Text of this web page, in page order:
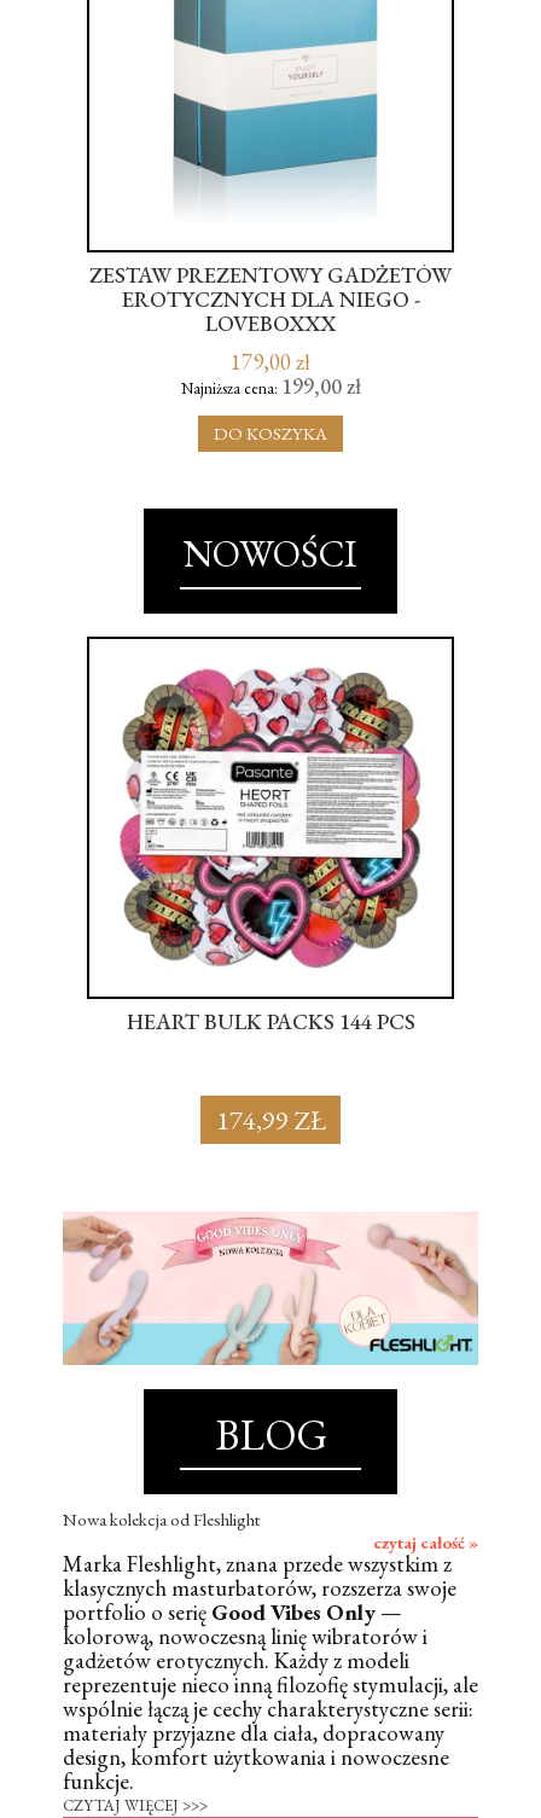
ZESTAW PREZENTOWY GADŻETÓW
EROTYCZNYCH DLA NIEGO -
LOVEBOXXX
179,00 zł
Najniższa cena: 199,00 zł
DO KOSZYKA
NOWOŚCI
HEART BULK PACKS 144 PCS
174,99 ZŁ
BLOG
Nowa kolekcja od Fleshlight
czytaj całość »
Marka Fleshlight, znana przede wszystkim z
klasycznych masturbatorów, rozszerza swoje
portfolio o serię Good Vibes Only —
kolorową, nowoczesną linię wibratorów i
gadżetów erotycznych. Każdy z modeli
reprezentuje nieco inną filozofię stymulacji, ale
wspólnie łączą je cechy charakterystyczne serii:
materiały przyjazne dla ciała, dopracowany
design, komfort użytkowania i nowoczesne
funkcje.
CZYTAJ WIĘCEJ >>>